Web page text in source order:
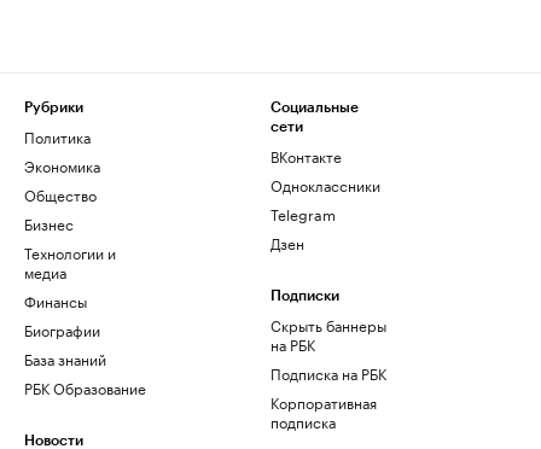
Рубрики
Политика
Экономика
Общество
Бизнес
Технологии и
медиа
Финансы
Биографии
База знаний
РБК Образование
Новости
Социальные
сети
ВКонтакте
Одноклассники
Telegram
Дзен
Подписки
Скрыть баннеры
на РБК
Подписка на РБК
Корпоративная
подписка